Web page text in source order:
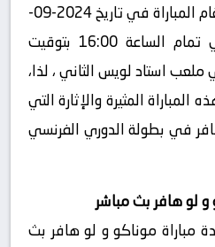
في هذه المباراة هو ، ستقام المباراة في تاريخ 2024-09-
22 ، وسيكون وقتها في تمام الساعة 16:00 بتوقيت
ملعب استاد لويس الثاني ، لذا،
المثيرة والإثارة التي
في بطولة الدوري الفرنسي
لو هافر بث مباشر
موناكو و لو هافر بث